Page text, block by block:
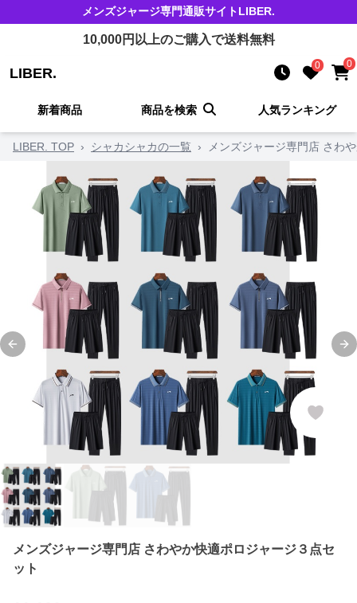
メンズジャージ専門通販サイトLIBER.
10,000円以上のご購入で送料無料
LIBER. 0 0
新着商品 商品を検索 人気ランキング
LIBER. TOP › シャカシャカの一覧 › メンズジャージ専門店 さわ
Previous slide
メンズジャージ専門店 さわやか快適ポロジャージ３点セ
ット